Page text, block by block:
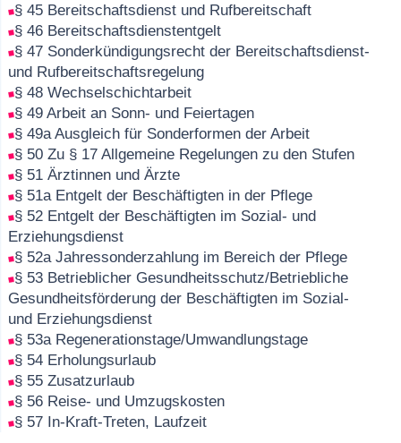
§ 45 Bereitschaftsdienst und Rufbereitschaft
§ 46 Bereitschaftsdienstentgelt
§ 47 Sonderkündigungsrecht der Bereitschaftsdienst-
und Rufbereitschaftsregelung
§ 48 Wechselschichtarbeit
§ 49 Arbeit an Sonn- und Feiertagen
§ 49a Ausgleich für Sonderformen der Arbeit
§ 50 Zu § 17 Allgemeine Regelungen zu den Stufen
§ 51 Ärztinnen und Ärzte
§ 51a Entgelt der Beschäftigten in der Pflege
§ 52 Entgelt der Beschäftigten im Sozial- und
Erziehungsdienst
§ 52a Jahressonderzahlung im Bereich der Pflege
§ 53 Betrieblicher Gesundheitsschutz/Betriebliche
Gesundheitsförderung der Beschäftigten im Sozial-
und Erziehungsdienst
§ 53a Regenerationstage/Umwandlungstage
§ 54 Erholungsurlaub
§ 55 Zusatzurlaub
§ 56 Reise- und Umzugskosten
§ 57 In-Kraft-Treten, Laufzeit